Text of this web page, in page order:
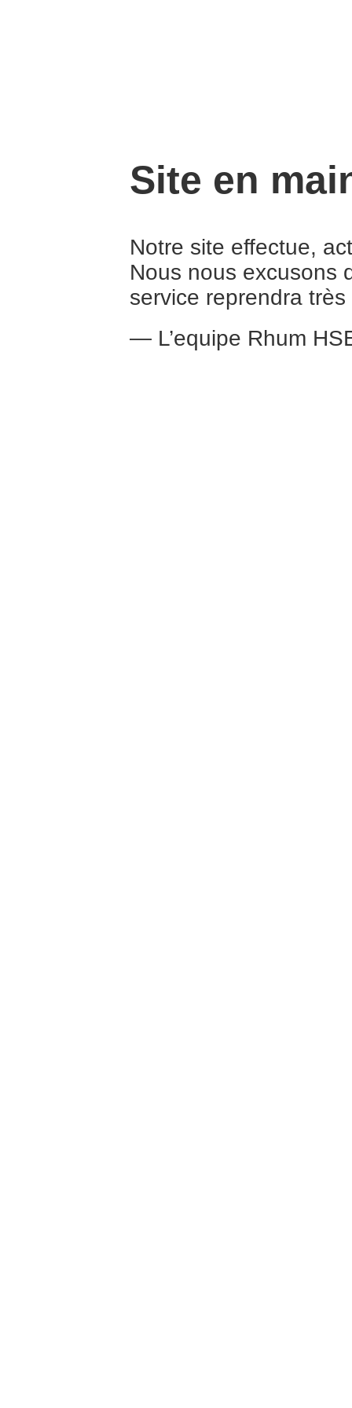
Site en
Notre site effectue,
Nous nous excusons
service reprendra
— L’equipe Rhum